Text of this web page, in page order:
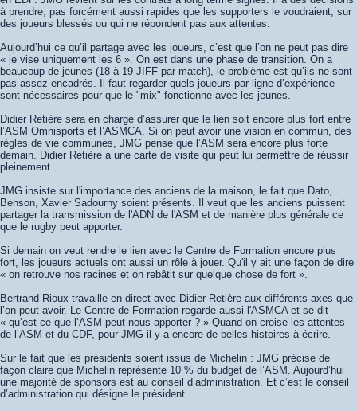
à prendre, pas forcément aussi rapides que les supporters le voudraient, sur
des joueurs blessés ou qui ne répondent pas aux attentes.
Aujourd’hui ce qu’il partage avec les joueurs, c’est que l’on ne peut pas dire
« je vise uniquement les 6 ». On est dans une phase de transition. On a
beaucoup de jeunes (18 à 19 JIFF par match), le problème est qu’ils ne sont
pas assez encadrés. Il faut regarder quels joueurs par ligne d’expérience
sont nécessaires pour que le "mix" fonctionne avec les jeunes.
Didier Retière sera en charge d’assurer que le lien soit encore plus fort entre
l’ASM Omnisports et l’ASMCA. Si on peut avoir une vision en commun, des
règles de vie communes, JMG pense que l’ASM sera encore plus forte
demain. Didier Retière a une carte de visite qui peut lui permettre de réussir
pleinement.
JMG insiste sur l'importance des anciens de la maison, le fait que Dato,
Benson, Xavier Sadourny soient présents. Il veut que les anciens puissent
partager la transmission de l'ADN de l'ASM et de manière plus générale ce
que le rugby peut apporter.
Si demain on veut rendre le lien avec le Centre de Formation encore plus
fort, les joueurs actuels ont aussi un rôle à jouer. Qu'il y ait une façon de dire
« on retrouve nos racines et on rebâtit sur quelque chose de fort ».
Bertrand Rioux travaille en direct avec Didier Retière aux différents axes que
l’on peut avoir. Le Centre de Formation regarde aussi l'ASMCA et se dit
« qu’est-ce que l’ASM peut nous apporter ? » Quand on croise les attentes
de l’ASM et du CDF, pour JMG il y a encore de belles histoires à écrire.
Sur le fait que les présidents soient issus de Michelin : JMG précise de
façon claire que Michelin représente 10 % du budget de l’ASM. Aujourd’hui
une majorité de sponsors est au conseil d’administration. Et c’est le conseil
d’administration qui désigne le président.